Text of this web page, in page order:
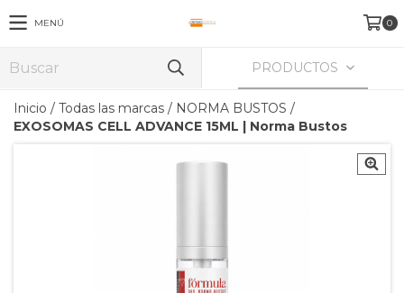
MENÚ 0
PRODUCTOS
Inicio / Todas las marcas / NORMA BUSTOS /
EXOSOMAS CELL ADVANCE 15ML | Norma Bustos